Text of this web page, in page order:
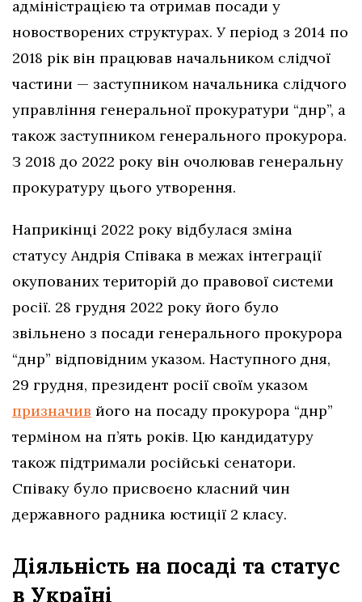
адміністрацією та отримав посади у
новостворених структурах. У період з 2014 по
2018 рік він працював начальником слідчої
частини — заступником начальника слідчого
управління генеральної прокуратури “днр”, а
також заступником генерального прокурора.
З 2018 до 2022 року він очолював генеральну
прокуратуру цього утворення.
Наприкінці 2022 року відбулася зміна
статусу Андрія Співака в межах інтеграції
окупованих територій до правової системи
росії. 28 грудня 2022 року його було
звільнено з посади генерального прокурора
“днр” відповідним указом. Наступного дня,
29 грудня, президент росії своїм указом
призначив його на посаду прокурора “днр”
терміном на п’ять років. Цю кандидатуру
також підтримали російські сенатори.
Співаку було присвоєно класний чин
державного радника юстиції 2 класу.
Діяльність на посаді та статус
в Україні